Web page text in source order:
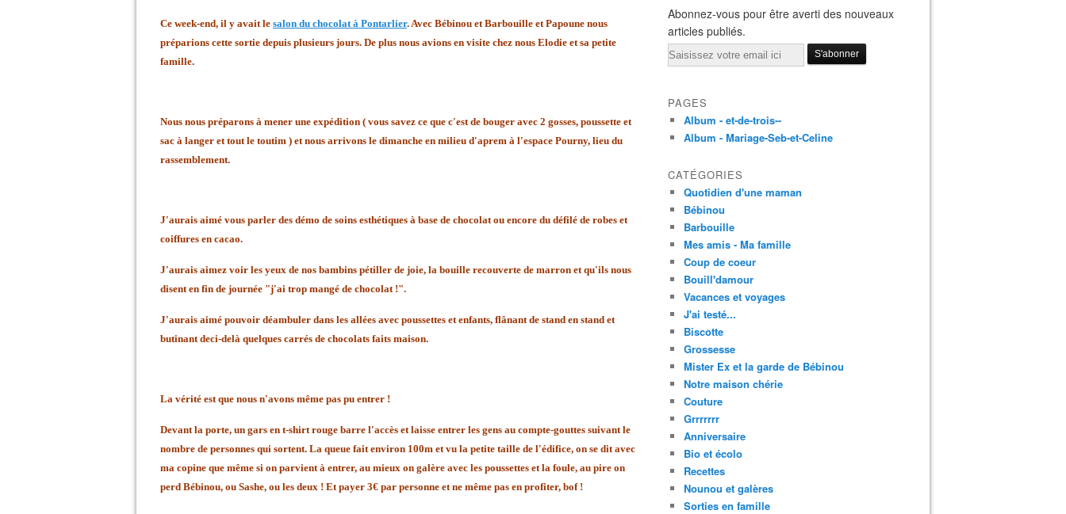
Ce week-end, il y avait le salon du chocolat à Pontarlier. Avec Bébinou et Barbouille et Papoune nous
préparions cette sortie depuis plusieurs jours. De plus nous avions en visite chez nous Elodie et sa petite
famille.
Nous nous préparons à mener une expédition ( vous savez ce que c'est de bouger avec 2 gosses, poussette et
sac à langer et tout le toutim ) et nous arrivons le dimanche en milieu d'aprem à l'espace Pourny, lieu du
rassemblement.
J'aurais aimé vous parler des démo de soins esthétiques à base de chocolat ou encore du défilé de robes et
coiffures en cacao.
J'aurais aimez voir les yeux de nos bambins pétiller de joie, la bouille recouverte de marron et qu'ils nous
disent en fin de journée "j'ai trop mangé de chocolat !".
J'aurais aimé pouvoir déambuler dans les allées avec poussettes et enfants, flânant de stand en stand et
butinant deci-delà quelques carrés de chocolats faits maison.
La vérité est que nous n'avons même pas pu entrer !
Devant la porte, un gars en t-shirt rouge barre l'accès et laisse entrer les gens au compte-gouttes suivant le
nombre de personnes qui sortent. La queue fait environ 100m et vu la petite taille de l'édifice, on se dit avec
ma copine que même si on parvient à entrer, au mieux on galère avec les poussettes et la foule, au pire on
perd Bébinou, ou Sashe, ou les deux ! Et payer 3€ par personne et ne même pas en profiter, bof !
Abonnez-vous pour être averti des nouveaux
articles publiés.
Email
PAGES
Album - et-de-trois--
Album - Mariage-Seb-et-Celine
CATÉGORIES
Quotidien d'une maman
Bébinou
Barbouille
Mes amis - Ma famille
Coup de coeur
Bouill'damour
Vacances et voyages
J'ai testé...
Biscotte
Grossesse
Mister Ex et la garde de Bébinou
Notre maison chérie
Couture
Grrrrrrr
Anniversaire
Bio et écolo
Recettes
Nounou et galères
Sorties en famille